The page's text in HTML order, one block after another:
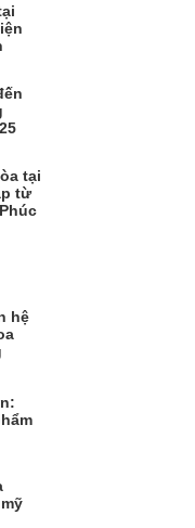
tại
từ
hệ